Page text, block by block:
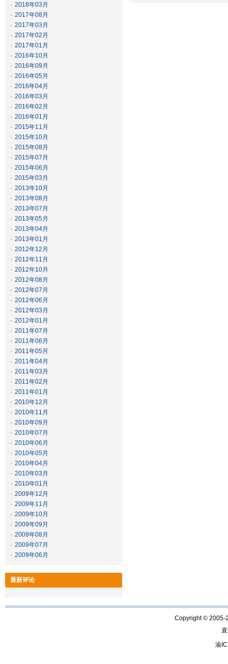
· 2018年03月
· 2017年08月
· 2017年03月
· 2017年02月
· 2017年01月
· 2016年10月
· 2016年09月
· 2016年05月
· 2016年04月
· 2016年03月
· 2016年02月
· 2016年01月
· 2015年11月
· 2015年10月
· 2015年08月
· 2015年07月
· 2015年06月
· 2015年03月
· 2013年10月
· 2013年08月
· 2013年07月
· 2013年05月
· 2013年04月
· 2013年01月
· 2012年12月
· 2012年11月
· 2012年10月
· 2012年08月
· 2012年07月
· 2012年06月
· 2012年03月
· 2012年01月
· 2011年07月
· 2011年06月
· 2011年05月
· 2011年04月
· 2011年03月
· 2011年02月
· 2011年01月
· 2010年12月
· 2010年11月
· 2010年09月
· 2010年07月
· 2010年06月
· 2010年05月
· 2010年04月
· 2010年03月
· 2010年01月
· 2009年12月
· 2009年11月
· 2009年10月
· 2009年09月
· 2009年08月
· 2009年07月
· 2009年06月
最新评论
Copyright © 2005-
渝